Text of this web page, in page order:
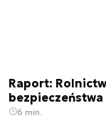
Raport:
bezpieczeństwa
6 min.